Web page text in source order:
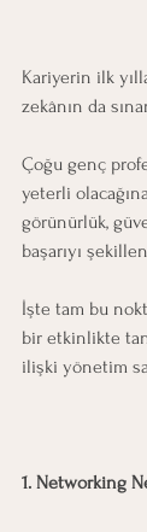
Kariyerin ilk
zekânın da
Çoğu genç
yeterli
görünürlük,
başarıyı
İşte tam bu
bir etkinlikte
ilişki yönetim
1. Networking